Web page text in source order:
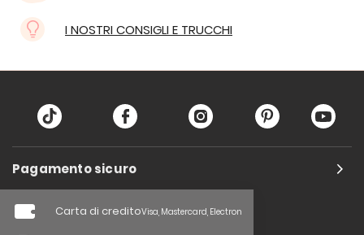
I NOSTRI CONSIGLI E TRUCCHI
Pagamento sicuro
Carta di creditoVisa, Mastercard, Electron